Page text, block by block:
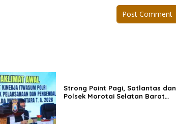
Strong Point Pagi, Satlantas dan
Polsek Morotai Selatan Barat